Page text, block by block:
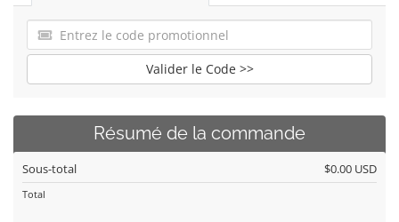
Valider le Code >>
Résumé de la commande
Sous-total $0.00 USD
Total